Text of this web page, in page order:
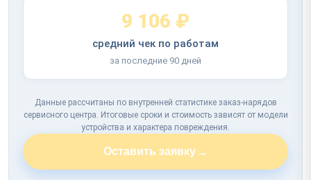
9 106 ₽
средний чек по работам
за последние 90 дней
Данные рассчитаны по внутренней статистике заказ-нарядов
сервисного центра. Итоговые сроки и стоимость зависят от модели
устройства и характера повреждения.
Оставить заявку→